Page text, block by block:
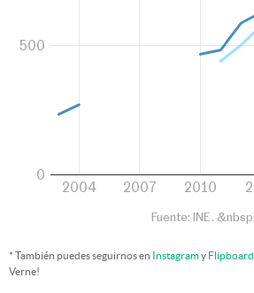
* También puedes seguirnos en Instagramy Flipboard
Verne!